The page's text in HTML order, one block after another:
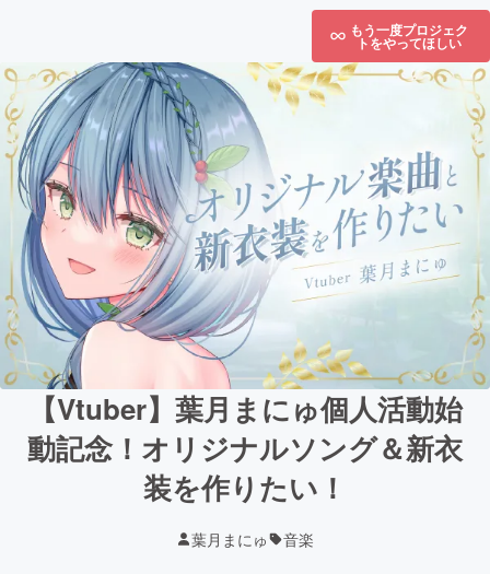
もう一度プロジェク
トをやってほしい
【Vtuber】葉月まにゅ個人活動始
動記念！オリジナルソング＆新衣
装を作りたい！
葉月まにゅ 音楽